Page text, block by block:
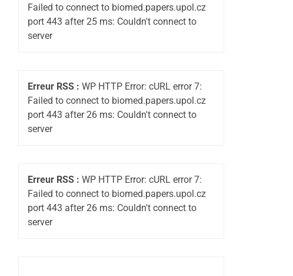
Failed to connect to biomed.papers.upol.cz
port 443 after 25 ms: Couldn't connect to
server
Erreur RSS : WP HTTP Error: cURL error 7:
Failed to connect to biomed.papers.upol.cz
port 443 after 26 ms: Couldn't connect to
server
Erreur RSS : WP HTTP Error: cURL error 7:
Failed to connect to biomed.papers.upol.cz
port 443 after 26 ms: Couldn't connect to
server